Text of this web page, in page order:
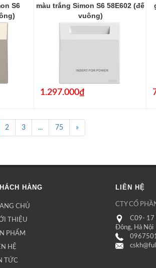
S6
màu trắng Simon S6 58E602 (đế
vuông)
1.297.000₫
2 3 ... 75 »
HÀNG
CHỦ
THIỆU
PHẨM
HỆ
TỨC
LIÊN HỆ
CTY CỔ
C09- 17
Đông, Hà Nội